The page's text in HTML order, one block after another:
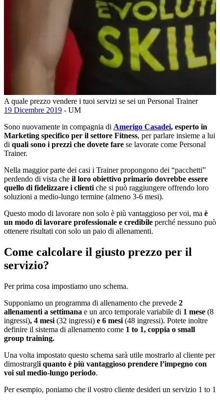
A quale prezzo vendere i tuoi servizi se sei un Personal Trainer
19 Dicembre 2019 - UM
Sono nuovamente in compagnia di Amerigo Casadei, esperto in
Marketing specifico per il settore Fitness, per parlare insieme a lui
di quali sono i prezzi che dovete fare se lavorate come Personal
Trainer.
Nella maggior parte dei casi i Trainer propongono dei “pacchetti”
perdendo di vista che il loro obiettivo primario dovrebbe essere
quello di fidelizzare i clienti che si può raggiungere offrendo loro
soluzioni a medio-lungo termine (almeno 3-6 mesi).
Questo modo di lavorare non solo è più vantaggioso per voi, ma è
un modo di lavorare professionale e credibile perché nessuno può
ottenere risultati con solo un paio di allenamenti.
Come calcolare il giusto prezzo per il
servizio?
Per prima cosa impostiamo uno schema.
Supponiamo un programma di allenamento che prevede 2
allenamenti a settimana e un arco temporale variabile di 1 mese (8
ingressi), 4 mesi (32 ingressi) e 6 mesi (48 ingressi). Potete inoltre
definire il sistema di allenamento come 1 to 1, coppia o small
group training.
Una volta impostato questo schema sarà utile mostrarlo al cliente per
dimostrargli quanto è più vantaggioso prendere l’impegno con
voi sul medio-lungo periodo.
Per esempio, poniamo che il vostro cliente desideri un servizio 1 to 1